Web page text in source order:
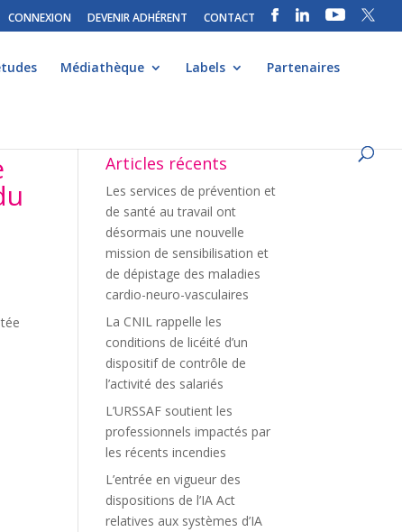
CONNEXION DEVENIR ADHÉRENT CONTACT
Médiathèque Labels Partenaires
Articles récents
Les services de prévention et
de santé au travail ont
désormais une nouvelle
mission de sensibilisation et
de dépistage des maladies
cardio-neuro-vasculaires
La CNIL rappelle les
conditions de licéité d’un
dispositif de contrôle de
l’activité des salariés
L’URSSAF soutient les
professionnels impactés par
les récents incendies
L’entrée en vigueur des
dispositions de l’IA Act
relatives aux systèmes d’IA